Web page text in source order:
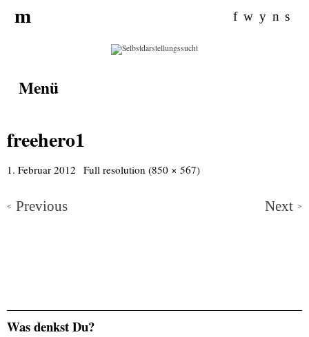
f w y n s
m
Menü
freehero1
1. Februar 2012 Full resolution (850 × 567)
< Previous Next >
Was denkst Du?